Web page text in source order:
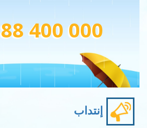
88 400 000
إنتداب